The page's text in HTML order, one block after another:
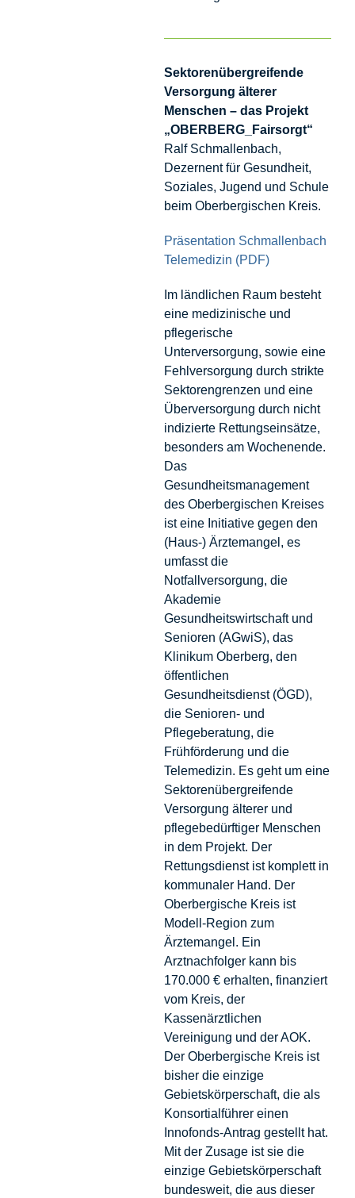
Sektorenübergreifende
Versorgung älterer
Menschen – das Projekt
„OBERBERG_Fairsorgt“
Ralf Schmallenbach,
Dezernent für Gesundheit,
Soziales, Jugend und Schule
beim Oberbergischen Kreis.
Präsentation Schmallenbach
Telemedizin (PDF)
Im ländlichen Raum besteht
eine medizinische und
pflegerische
Unterversorgung, sowie eine
Fehlversorgung durch strikte
Sektorengrenzen und eine
Überversorgung durch nicht
indizierte Rettungseinsätze,
besonders am Wochenende.
Das
Gesundheitsmanagement
des Oberbergischen Kreises
ist eine Initiative gegen den
(Haus-) Ärztemangel, es
umfasst die
Notfallversorgung, die
Akademie
Gesundheitswirtschaft und
Senioren (AGwiS), das
Klinikum Oberberg, den
öffentlichen
Gesundheitsdienst (ÖGD),
die Senioren- und
Pflegeberatung, die
Frühförderung und die
Telemedizin. Es geht um eine
Sektorenübergreifende
Versorgung älterer und
pflegebedürftiger Menschen
in dem Projekt. Der
Rettungsdienst ist komplett in
kommunaler Hand. Der
Oberbergische Kreis ist
Modell-Region zum
Ärztemangel. Ein
Arztnachfolger kann bis
170.000 € erhalten, finanziert
vom Kreis, der
Kassenärztlichen
Vereinigung und der AOK.
Der Oberbergische Kreis ist
bisher die einzige
Gebietskörperschaft, die als
Konsortialführer einen
Innofonds-Antrag gestellt hat.
Mit der Zusage ist sie die
einzige Gebietskörperschaft
bundesweit, die aus dieser